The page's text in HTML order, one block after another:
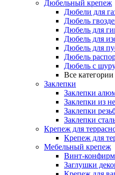
Дюбельный крепеж
Дюбели для
Дюбель
Дюбель для
Дюбель для
Дюбель для
Дюбель
Дюбель с
Все
Заклепки
Заклепки
Заклепки из
Заклепки
Заклепки
Крепеж для
Крепеж для
Мебельный крепеж
Винт-
Заглушки